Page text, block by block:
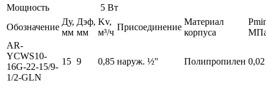
Мощность
5 Вт
Обозначение
Ду,
мм
Дэф,
мм
Kv,
м³/ч
Присоединение
Материал
корпуса
AR-
YCWS10-
16G-22-15/9-
1/2-GLN
15 9 0,85 наруж. ½" Полипропилен 0,02